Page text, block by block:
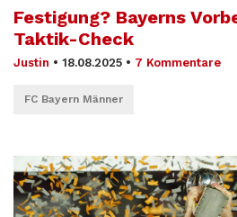
Festigung? Bayerns
Taktik-Check
Justin • 18.08.2025 • 7 Kommentare
FC Bayern Männer